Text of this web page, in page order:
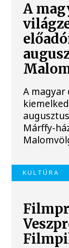
A
A magyar
Márffy-
KULTÚRA